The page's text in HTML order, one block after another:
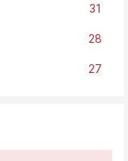
31
28
27